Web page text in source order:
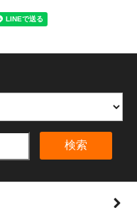
検索